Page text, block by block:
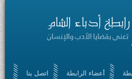
أعضاء الرابطة اتصل بنا